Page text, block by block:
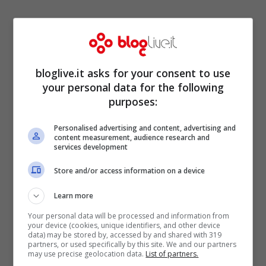
La sua avventura è iniziata a 14 anni
quando ha iniziato a calcare per la prima
volta le passerelle di mode. All’epoca si
regola per fare bene in quest’ambiente e il
le permisero di lasciare il Brasile per
trasferirsi a Miami, fu proprio lì che
conobbe alcune colleghe che le hanno
cambiato la vita per sempre. Oggi Thais ha
38 anni e si gode il suo successo
bloglive.it asks for your consent to use
your personal data for the following
purposes:
Personalised advertising and content, advertising and
content measurement, audience research and
services development
Store and/or access information on a device
Learn more
Your personal data will be processed and information from
your device (cookies, unique identifiers, and other device
data) may be stored by, accessed by and shared with 319
partners, or used specifically by this site. We and our partners
may use precise geolocation data. List of partners.